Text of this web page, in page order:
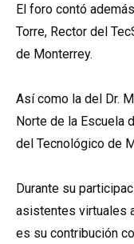
El foro contó
Torre, Rector del
de Monterrey.
Así como la del Dr.
Norte de la Escuela
del Tecnológico de
Durante su
asistentes virtuales
es su contribución